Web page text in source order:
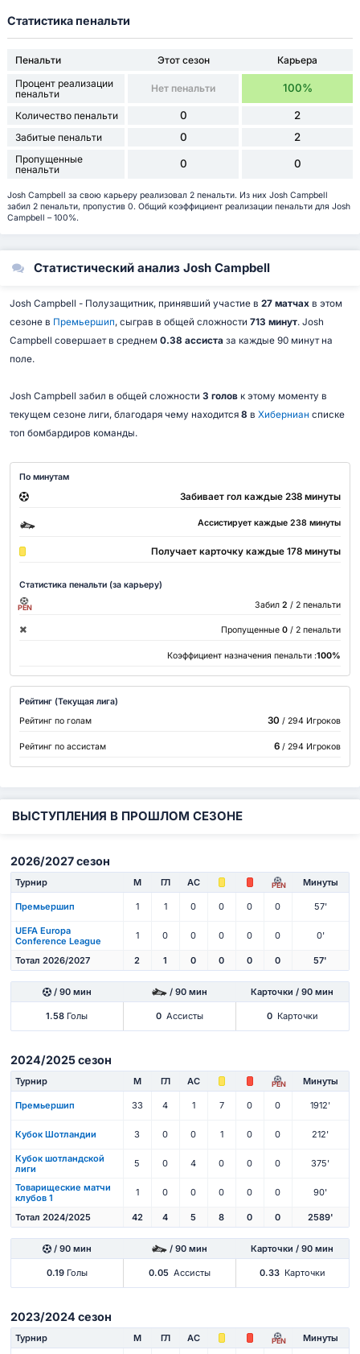
Статистика пенальти
Пенальти Этот сезон
Карьера
Процент реализации
пенальти
Нет пенальти 100%
Количество пенальти 0 2
Забитые пенальти 0 2
Пропущенные
пенальти
0 0
Josh Campbell за свою карьеру реализовал 2 пенальти. Из них Josh Campbell
забил 2 пенальти, пропустив 0. Общий коэффициент реализации пенальти для Josh
Campbell – 100%.
Статистический анализ Josh Campbell
Josh Campbell - Полузащитник, принявший участие в 27 матчахв этом
сезоне в Премьершип, сыграв в общей сложности 713 минут. Josh
Campbell совершает в среднем 0.38 ассиста за каждые 90 минут на
поле.
Josh Campbell забил в общей сложности 3 головк этому моменту в
текущем сезоне лиги, благодаря чему находится 8 в Хиберниан списке
топ бомбардиров команды.
По минутам
Забивает гол каждые 238 минуты
Ассистирует каждые 238 минуты
Получает карточку каждые 178 минуты
Статистика пенальти (за карьеру)
PEN Забил 2 / 2 пенальти
Пропущенные 0 / 2 пенальти
Коэффициент назначения пенальти :100%
Рейтинг (Текущая лига)
Рейтинг по голам
30/ 294 Игроков
Рейтинг по ассистам 6/ 294 Игроков
ВЫСТУПЛЕНИЯ В ПРОШЛОМ СЕЗОНЕ
2026/2027 сезон
Турнир М ГЛ АС PEN Минуты
Премьершип 1 1 0 0 0 0 57'
UEFA Europa
Conference League
1 0 0 0 0 0 0'
Тотал 2026/2027 2 1 0 0 0 0 57'
/ 90 мин / 90 мин Карточки / 90 мин
1.58 Голы 0 Ассисты 0 Карточки
2024/2025 сезон
Турнир М ГЛ АС PEN Минуты
Премьершип 33 4 1 7 0 0 1912'
Кубок Шотландии 3 0 0 1 0 0 212'
Кубок шотландской
лиги
5 0 4 0 0 0 375'
Товарищеские матчи
клубов 1
1 0 0 0 0 0 90'
Тотал 2024/2025 42 4 5 8 0 0 2589'
/ 90 мин / 90 мин Карточки / 90 мин
0.19Голы 0.05 Ассисты 0.33 Карточки
2023/2024 сезон
Турнир М ГЛ АС PEN Минуты